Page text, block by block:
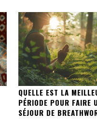
QUELLE EST LA
PÉRIODE POUR FAIRE
SÉJOUR DE